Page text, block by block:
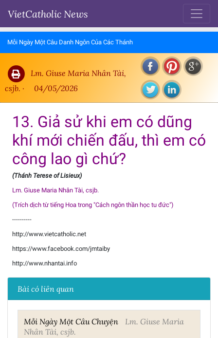
VietCatholic News
Mỗi Ngày Một Câu Danh Ngôn Của Các Thánh
Lm. Giuse Maria Nhân Tài,
csjb. ·
04/05/2026
13. Giả sử khi em có dũng
khí mới chiến đấu, thì em có
công lao gì chứ?
(Thánh Terese of Lisieux)
Lm. Giuse Maria Nhân Tài, csjb.
(Trích dịch từ tiếng Hoa trong "Cách ngôn thần học tu đức")
----------
http://www.vietcatholic.net
https://www.facebook.com/jmtaiby
http://www.nhantai.info
Bài có liên quan
Mỗi Ngày Một Câu Chuyện
Lm. Giuse Maria
Nhân Tài, csjb.